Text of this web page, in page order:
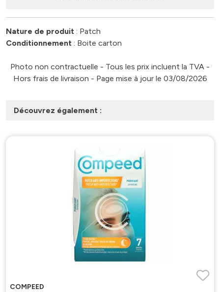
Nature de produit : Patch
Conditionnement : Boite carton
Photo non contractuelle - Tous les prix incluent la TVA -
Hors frais de livraison - Page mise à jour le 03/08/2026
Découvrez également :
COMPEED